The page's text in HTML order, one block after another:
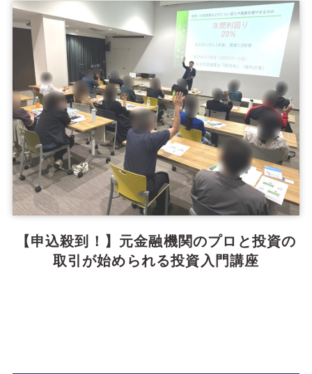
【申込殺到！】元金融機関のプロと投資の
取引が始められる投資入門講座